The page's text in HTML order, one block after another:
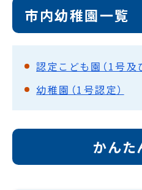
市内幼稚園一覧
認定こども園（1号及
幼稚園（1号認定）
かんた